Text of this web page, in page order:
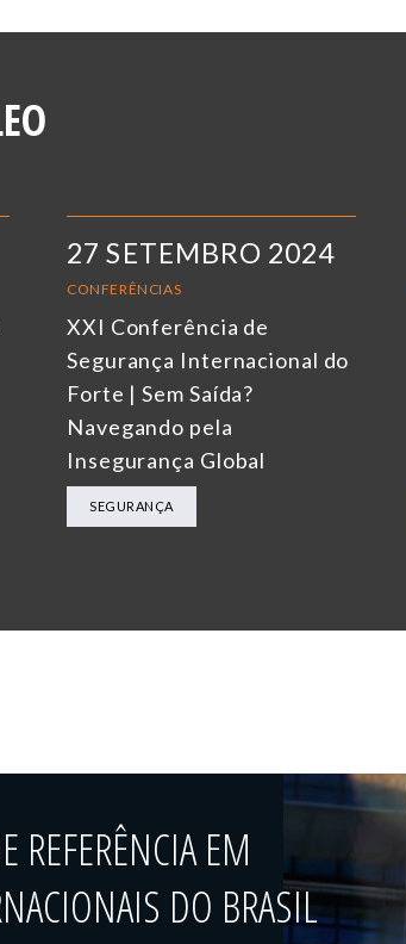
27 SETEMBRO 2024
CONFERÊNCIAS
XXI Conferência de
Segurança Internacional do
Forte | Sem Saída?
Navegando pela
Insegurança Global
SEGURANÇA
REFERÊNCIA EM
DO BRASIL